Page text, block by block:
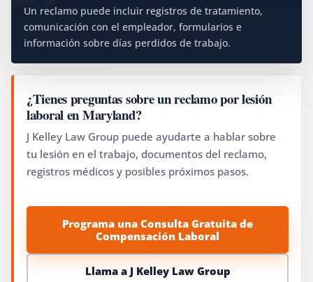
Un reclamo puede incluir registros de tratamiento,
comunicación con el empleador, formularios e
información sobre días perdidos de trabajo.
¿Tienes preguntas sobre un reclamo por lesión
laboral en Maryland?
J Kelley Law Group puede ayudarte a hablar sobre
tu lesión en el trabajo, documentos del reclamo,
registros médicos y posibles próximos pasos.
Programa una Consulta Gratuita de
Compensación Laboral
Llama a J Kelley Law Group